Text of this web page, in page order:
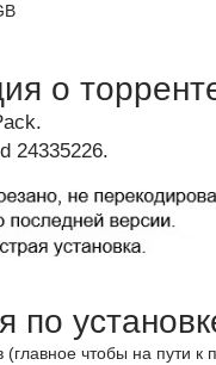
о
24335226.
по
(главное чтобы на пути к